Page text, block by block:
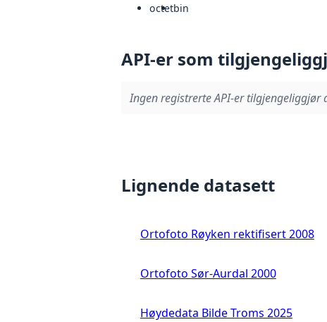
octetbin
API-er som
Ingen registrerte API-er tilgjengeliggjør
Lignende datasett
Ortofoto Røyken rektifisert 2008
Ortofoto Sør-Aurdal 2000
Høydedata Bilde Troms 2025